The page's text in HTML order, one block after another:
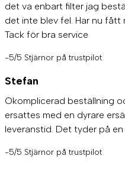
det va enbart filter jag
det inte blev fel. Har nu fått
Tack för bra service
-5/5 Stjärnor på trustpilot
Stefan
Okomplicerad beställning
ersattes med en dyrare
leveranstid. Det tyder på
-5/5 Stjärnor på trustpilot